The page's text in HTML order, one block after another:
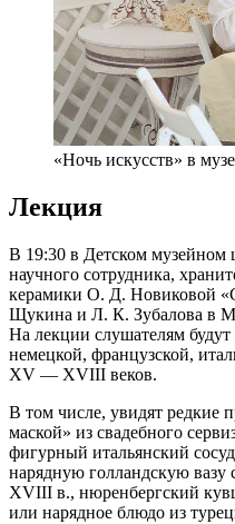
«Ночь искусств» в
Лекция
В 19:30 в Детском музейном
научного сотрудника,
керамики О. Д. Новиковой
Щукина и Л. К. Зубалова в
На лекции слушателям
немецкой, французской,
XV — XVIII веков.
В том числе, увидят редкие
маской» из свадебного
фигурный итальянский
нарядную голландскую вазу
XVIII в., нюренбергский
или нарядное блюдо из